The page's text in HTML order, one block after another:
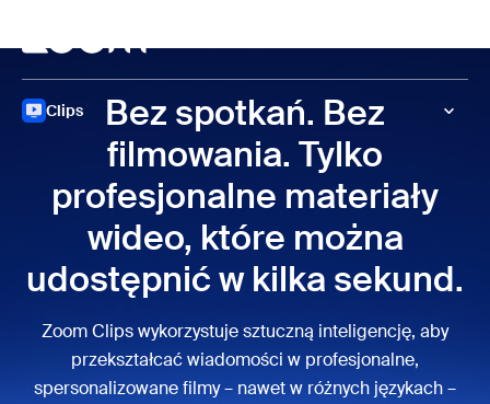
Clips
Bez spotkań. Bez
filmowania. Tylko
profesjonalne materiały
wideo, które można
udostępnić w kilka sekund.
Zoom Clips wykorzystuje sztuczną inteligencję, aby
przekształcać wiadomości w profesjonalne,
spersonalizowane filmy – nawet w różnych językach –